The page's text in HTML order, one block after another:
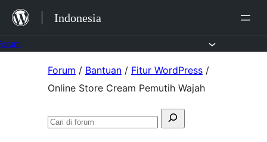
Lewat
konten
Indonesia
Forum / Bantuan / Fitur WordPress /
Online Store Cream Pemutih Wajah
Mencari:
Cari